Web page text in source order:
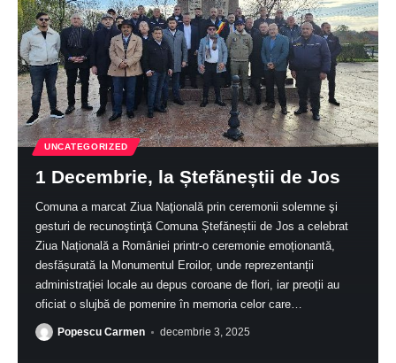
UNCATEGORIZED
1 Decembrie, la Ștefăneștii de Jos
Comuna a marcat Ziua Naţională prin ceremonii solemne şi
gesturi de recunoştinţă Comuna Ștefăneștii de Jos a celebrat
Ziua Națională a României printr-o ceremonie emoționantă,
desfășurată la Monumentul Eroilor, unde reprezentanții
administrației locale au depus coroane de flori, iar preoții au
oficiat o slujbă de pomenire în memoria celor care…
Popescu Carmen decembrie 3, 2025